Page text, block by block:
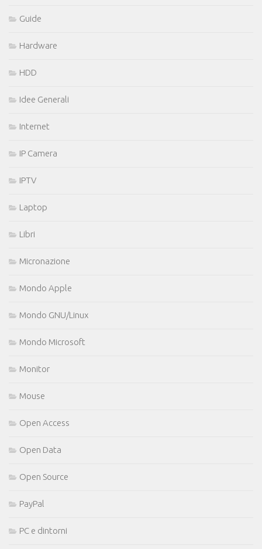
Guide
Hardware
HDD
Idee Generali
Internet
IP Camera
IPTV
Laptop
Libri
Micronazione
Mondo Apple
Mondo GNU/Linux
Mondo Microsoft
Monitor
Mouse
Open Access
Open Data
Open Source
PayPal
PC e dintorni